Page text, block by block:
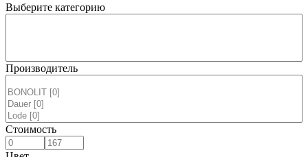
Выберите категорию
Производитель
Стоимость